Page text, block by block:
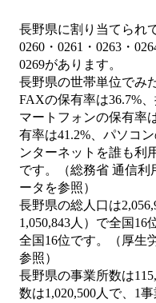
長野県に割り当てられ
0260・0261・0263・
0269があります。
長野県の世帯単位でみ
FAXの保有率は36.7%
マートフォンの保有率
有率は41.2%、パソコ
ンターネットを誰も利
です。（総務省 通信利
ータを参照）
長野県の総人口は
1,050,843人）で全国16
全国16位です。（厚生
参照）
長野県の事業所数は
数は1,020,500人で、1